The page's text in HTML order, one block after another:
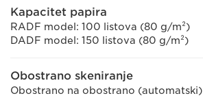
Kapacitet papira
RADF model: 100 listova (80 g/m²)
DADF model: 150 listova (80 g/m²)
Obostrano skeniranje
Obostrano na obostrano (automatski)